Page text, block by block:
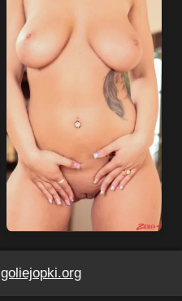
goliejopki.org